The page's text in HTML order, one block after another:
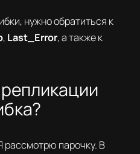
нужно обратиться к
, Last_Error, а также к
рассмотрю парочку. В